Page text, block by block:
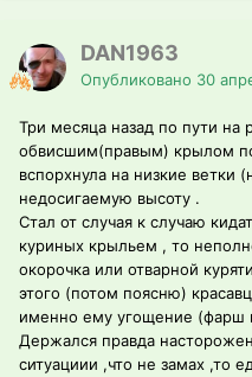
DAN1963
Опубликовано 30
Три месяца назад по пути на
обвисшим(правым) крылом
вспорхнула на низкие ветки
недосигаемую высоту .
Стал от случая к случаю
куриных крыльем , то
окорочка или отварной
этого (потом поясню)
именно ему угощение (фарш
Держался правда
ситуациии ,что не замах ,то